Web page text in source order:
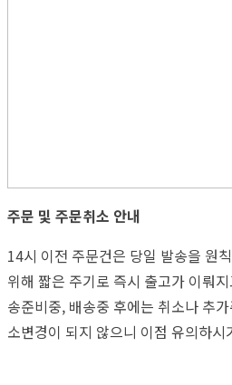
주문 및 주문취소 안내
14시 이전 주문건은 당일 발송을 원
위해 짧은 주기로 즉시 출고가 이뤄
송준비중, 배송중 후에는 취소나 추
소변경이 되지 않으니 이점 유의하시